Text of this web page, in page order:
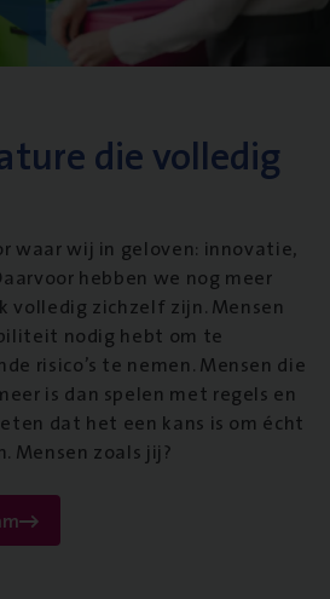
die volledig
waar wij in geloven: innovatie,
hebben we nog meer
volledig zichzelf zijn. Mensen
nodig hebt om te
risico’s te nemen. Mensen die
is dan spelen met regels en
dat het een kans is om écht
Mensen zoals jij?